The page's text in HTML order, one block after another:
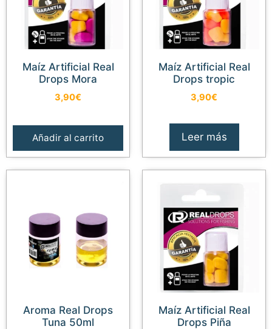
Maíz Artificial Real
Drops Mora
3,90€
Añadir al carrito
Maíz Artificial Real
Drops tropic
3,90€
Leer más
Aroma Real Drops
Tuna 50ml
Maíz Artificial Real
Drops Piña